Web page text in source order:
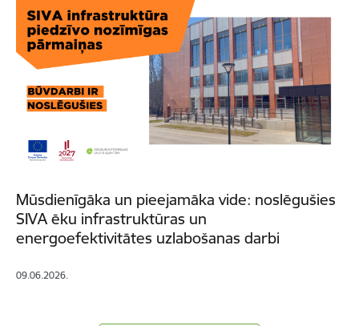
Mūsdienīgāka un pieejamāka vide: noslēgušies
SIVA ēku infrastruktūras un
energoefektivitātes uzlabošanas darbi
09.06.2026.